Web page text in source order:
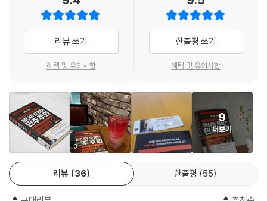
〈월스트리트저널〉
대부분의 사람은 민주적 통제를 벗어난 ‘경제 권력’이 우리 삶에 초래하는
결과에 주의를 기울이는 데 익숙하지 않다. 자신을 시민으로 생각하기보다
소비자로 인식하는 경향이 크기 때문이다. 단적인 예로, 대기업이 주요 산
될까 우려하기보다 재화의 가격이 오를 것을 걱정한다. 은행의 예금 수수
료와 금융사의 신용카드 수수료가 오르고, 항공료가 오르는 것에 더 긴장
하고 있다. 지금까지 경제와 연관된 보편적 토의는 ‘파이를 어떻게 크게 만
들까’와 ‘파이를 어떻게 분배할까’를 두고 이뤄졌으며, 그 속에서 우리는 발
언권을 가진 시민이 아니라 소비자이자 노동자로 전락해버렸다.
샌델은 새로운 챕터에서 1990년대부터 현재까지 민주주의와 자본주의가
이 총집결된 ‘결정적 저술’이다. 그가 설파해온 도덕철학과 정치철학, 그리
고 현실 인식을 토대로 정치경제 전반에 대한 우리의 시야를 열어주기 때
문이다. 지금과 같은 ‘가장 위험한 시대’에 더 나은 그리고 더 좋은 삶을 향
한 새 민주주의를 전망한다.
- 김선욱 (숭실대학교 교수)
지금 세계경제의 최대 화두 중 하나는 지난 30여 년간 세계경제를 주도해
왔던 세계화 물결이 급격하게 퇴조하고 있다는 점이다. 이 책은 세계화의
한계를 정확히 예측하고 그 구체적인 대안까지 제시하고 있다. 탈세계화가
본격화된 이후 미국 정치 시스템의 변화와, 이것이 세계 경제에 던질 파장
을 내다보고 싶다면 이 책을 읽을 것을 강력히 권한다.
- 박종훈 (KBS 기자)
리뷰 쓰기
혜택 및 유의사항
한줄평 쓰기
혜택 및 유의사항
3
9
더보기
리뷰 36 한줄평 55